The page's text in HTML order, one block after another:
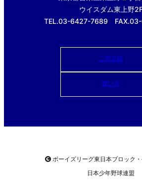
ウイスダム東上野
TEL.03-6427-7689 FAX.03-
ご意見箱
使い方
ボーイズリーグ東日本ブロック
日本少年野球連盟